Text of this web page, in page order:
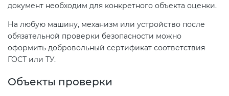
документ необходим для конкретного объекта оценки.
На любую машину, механизм или устройство после
обязательной проверки безопасности можно
оформить добровольный сертификат соответствия
ГОСТ или ТУ.
Объекты проверки